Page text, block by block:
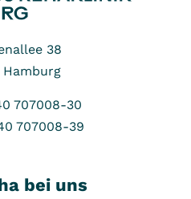
38
Hamburg
707008-30
707008-39
bei uns